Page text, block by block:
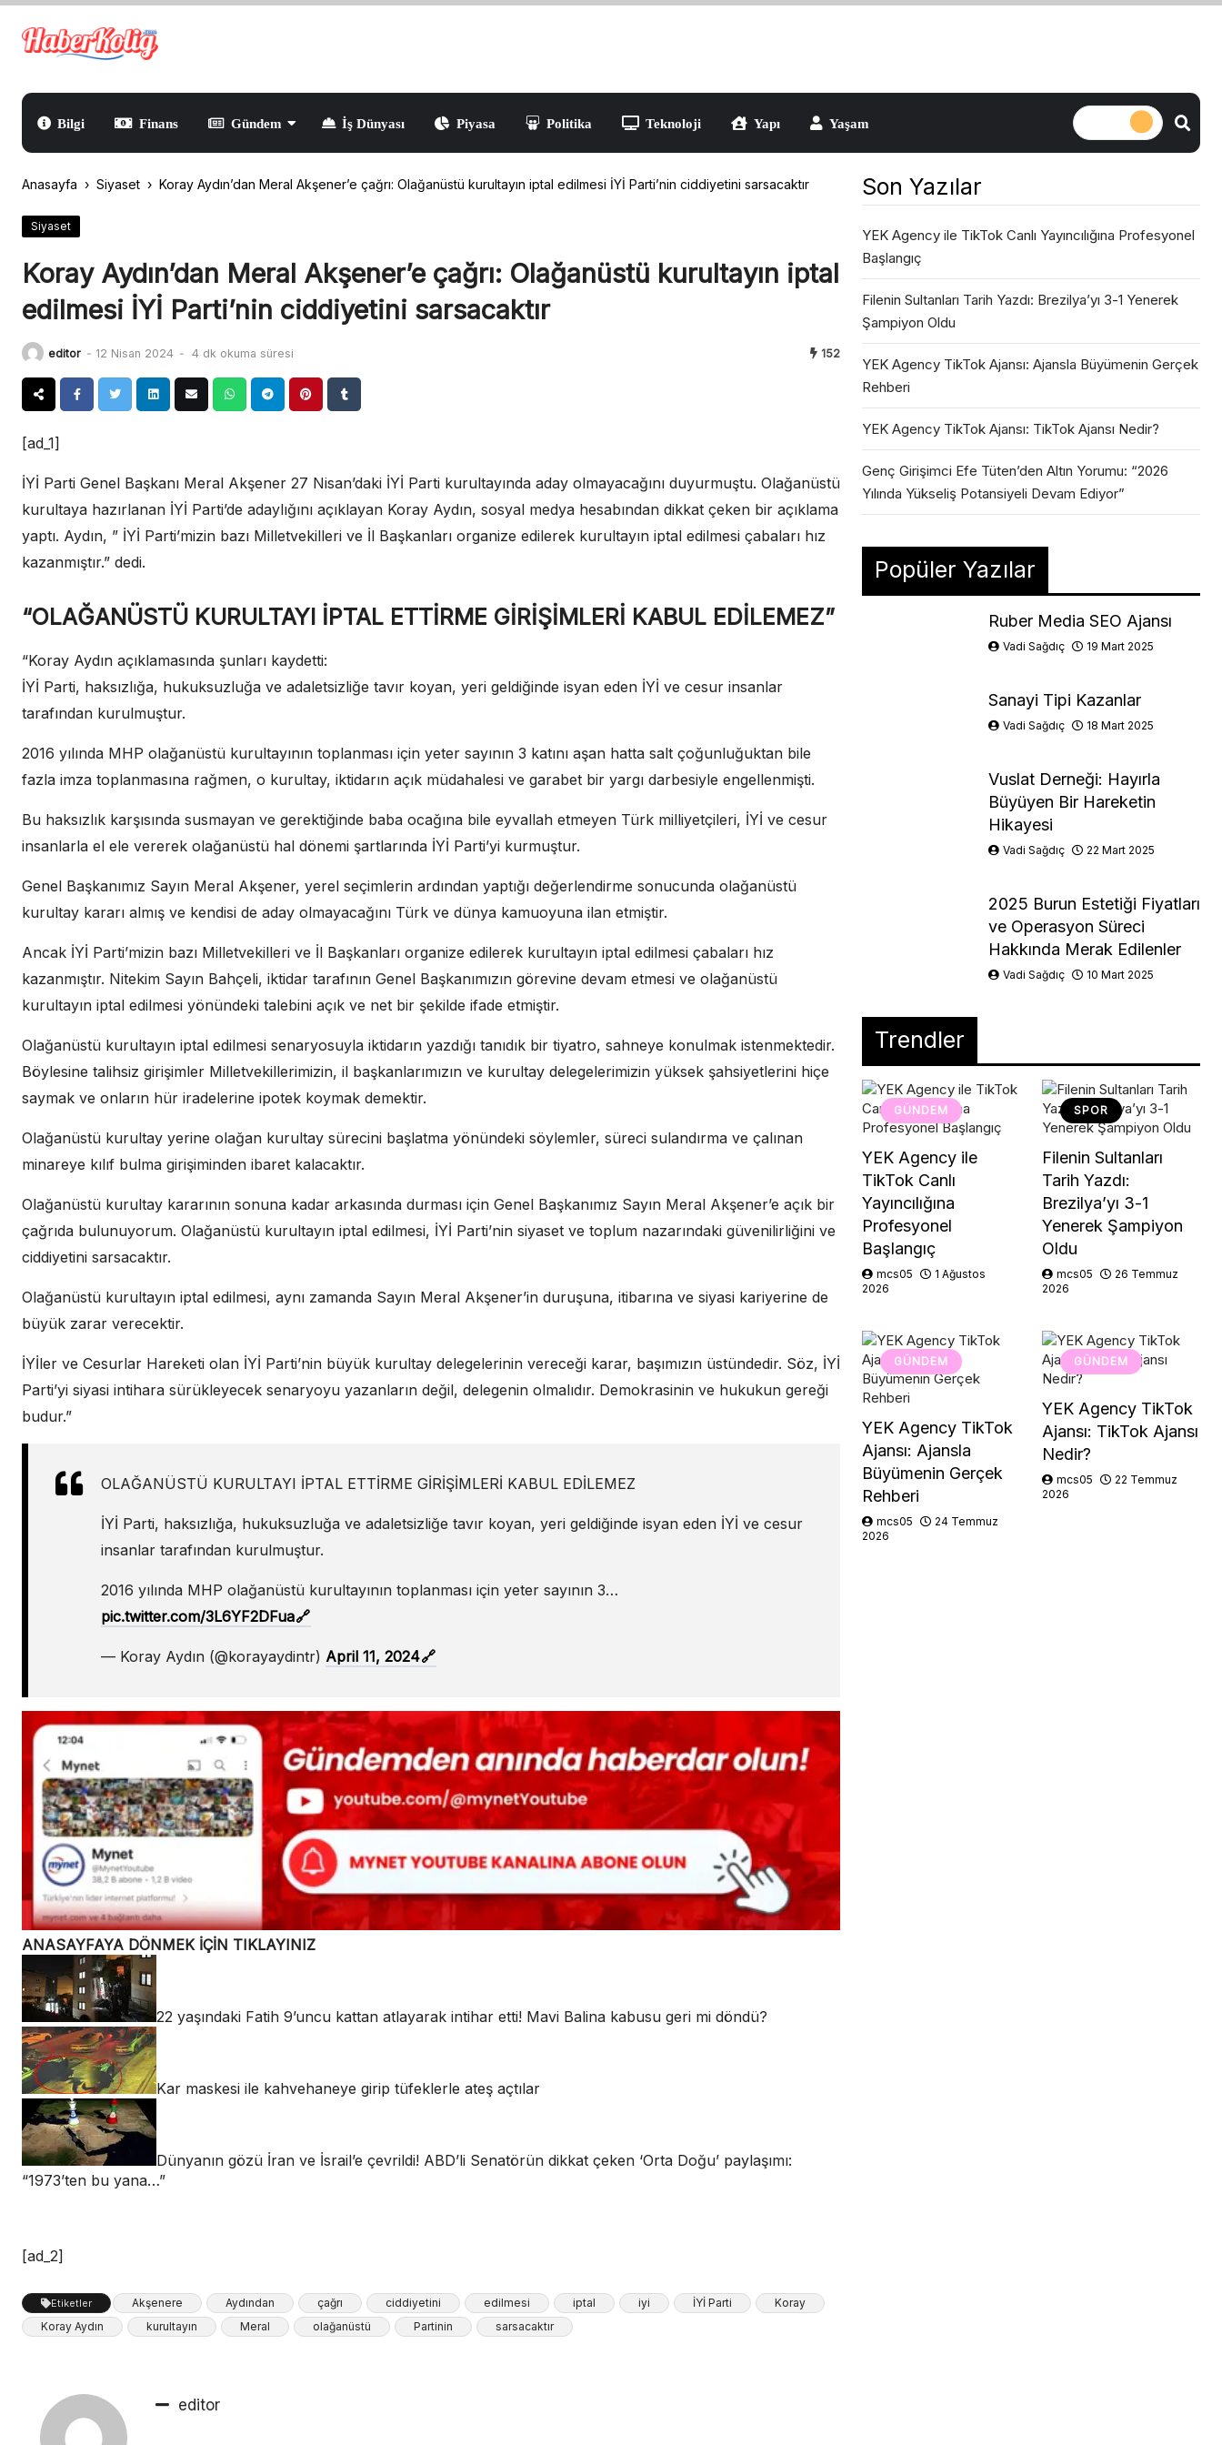
Skip
content
Anasayfa › Siyaset › Koray Aydın’dan Meral Akşener’e çağrı: Olağanüstü kurultayın iptal edilmesi İYİ Parti’nin ciddiyetini sarsacaktır
Siyaset
Koray Aydın’dan Meral Akşener’e çağrı: Olağanüstü kurultayın iptal
edilmesi İYİ Parti’nin ciddiyetini sarsacaktır
editor - 12 Nisan 2024 - 4 dk okuma süresi 152
[ad_1]
İYİ Parti Genel Başkanı Meral Akşener 27 Nisan’daki İYİ Parti kurultayında aday olmayacağını duyurmuştu. Olağanüstü
kurultaya hazırlanan İYİ Parti’de adaylığını açıklayan Koray Aydın, sosyal medya hesabından dikkat çeken bir açıklama
yaptı. Aydın, ” İYİ Parti’mizin bazı Milletvekilleri ve İl Başkanları organize edilerek kurultayın iptal edilmesi çabaları hız
kazanmıştır.” dedi.
“OLAĞANÜSTÜ KURULTAYI İPTAL ETTİRME GİRİŞİMLERİ KABUL EDİLEMEZ”
“Koray Aydın açıklamasında şunları kaydetti:
İYİ Parti, haksızlığa, hukuksuzluğa ve adaletsizliğe tavır koyan, yeri geldiğinde isyan eden İYİ ve cesur insanlar
tarafından kurulmuştur.
2016 yılında MHP olağanüstü kurultayının toplanması için yeter sayının 3 katını aşan hatta salt çoğunluğuktan bile
fazla imza toplanmasına rağmen, o kurultay, iktidarın açık müdahalesi ve garabet bir yargı darbesiyle engellenmişti.
Bu haksızlık karşısında susmayan ve gerektiğinde baba ocağına bile eyvallah etmeyen Türk milliyetçileri, İYİ ve cesur
insanlarla el ele vererek olağanüstü hal dönemi şartlarında İYİ Parti’yi kurmuştur.
Genel Başkanımız Sayın Meral Akşener, yerel seçimlerin ardından yaptığı değerlendirme sonucunda olağanüstü
kurultay kararı almış ve kendisi de aday olmayacağını Türk ve dünya kamuoyuna ilan etmiştir.
Ancak İYİ Parti’mizin bazı Milletvekilleri ve İl Başkanları organize edilerek kurultayın iptal edilmesi çabaları hız
kazanmıştır. Nitekim Sayın Bahçeli, iktidar tarafının Genel Başkanımızın görevine devam etmesi ve olağanüstü
kurultayın iptal edilmesi yönündeki talebini açık ve net bir şekilde ifade etmiştir.
Olağanüstü kurultayın iptal edilmesi senaryosuyla iktidarın yazdığı tanıdık bir tiyatro, sahneye konulmak istenmektedir.
Böylesine talihsiz girişimler Milletvekillerimizin, il başkanlarımızın ve kurultay delegelerimizin yüksek şahsiyetlerini hiçe
saymak ve onların hür iradelerine ipotek koymak demektir.
Olağanüstü kurultay yerine olağan kurultay sürecini başlatma yönündeki söylemler, süreci sulandırma ve çalınan
minareye kılıf bulma girişiminden ibaret kalacaktır.
Olağanüstü kurultay kararının sonuna kadar arkasında durması için Genel Başkanımız Sayın Meral Akşener’e açık bir
çağrıda bulunuyorum. Olağanüstü kurultayın iptal edilmesi, İYİ Parti’nin siyaset ve toplum nazarındaki güvenilirliğini ve
ciddiyetini sarsacaktır.
Olağanüstü kurultayın iptal edilmesi, aynı zamanda Sayın Meral Akşener’in duruşuna, itibarına ve siyasi kariyerine de
büyük zarar verecektir.
İYİler ve Cesurlar Hareketi olan İYİ Parti’nin büyük kurultay delegelerinin vereceği karar, başımızın üstündedir. Söz, İYİ
Parti’yi siyasi intihara sürükleyecek senaryoyu yazanların değil, delegenin olmalıdır. Demokrasinin ve hukukun gereği
budur.”
OLAĞANÜSTÜ KURULTAYI İPTAL ETTİRME GİRİŞİMLERİ KABUL EDİLEMEZ
İYİ Parti, haksızlığa, hukuksuzluğa ve adaletsizliğe tavır koyan, yeri geldiğinde isyan eden İYİ ve cesur
insanlar tarafından kurulmuştur.
2016 yılında MHP olağanüstü kurultayının toplanması için yeter sayının 3…
pic.twitter.com/3L6YF2DFua
— Koray Aydın (@korayaydintr) April 11, 2024
ANASAYFAYA DÖNMEK İÇİN TIKLAYINIZ
22 yaşındaki Fatih 9’uncu kattan atlayarak intihar etti! Mavi Balina kabusu geri mi döndü?
Kar maskesi ile kahvehaneye girip tüfeklerle ateş açtılar
Dünyanın gözü İran ve İsrail’e çevrildi! ABD’li Senatörün dikkat çeken ‘Orta Doğu’ paylaşımı:
“1973’ten bu yana…”
[ad_2]
Etiketler Akşenere Aydından çağrı ciddiyetini edilmesi iptal iyi İYİ Parti
Koray
Koray Aydın
kurultayın Meral olağanüstü Partinin sarsacaktır
editor
Son Yazılar
YEK Agency ile TikTok Canlı Yayıncılığına Profesyonel
Başlangıç
Filenin Sultanları Tarih Yazdı: Brezilya’yı 3-1 Yenerek
Şampiyon Oldu
YEK Agency TikTok Ajansı: Ajansla Büyümenin Gerçek
Rehberi
YEK Agency TikTok Ajansı: TikTok Ajansı Nedir?
Genç Girişimci Efe Tüten’den Altın Yorumu: “2026
Yılında Yükseliş Potansiyeli Devam Ediyor”
Popüler Yazılar
Ruber Media SEO Ajansı
Vadi Sağdıç 19 Mart 2025
Sanayi Tipi Kazanlar
Vadi Sağdıç 18 Mart 2025
Vuslat Derneği: Hayırla
Büyüyen Bir Hareketin
Hikayesi
Vadi Sağdıç 22 Mart 2025
2025 Burun Estetiği Fiyatları
ve Operasyon Süreci
Hakkında Merak Edilenler
Vadi Sağdıç 10 Mart 2025
Trendler
GÜNDEM
YEK Agency ile
TikTok Canlı
Yayıncılığına
Profesyonel
Başlangıç
mcs05
1 Ağustos
2026
SPOR
Filenin Sultanları
Tarih Yazdı:
Brezilya’yı 3-1
Yenerek Şampiyon
Oldu
mcs05
26 Temmuz
2026
GÜNDEM
YEK Agency TikTok
Ajansı: Ajansla
Büyümenin Gerçek
Rehberi
mcs05
24 Temmuz
2026
GÜNDEM
YEK Agency TikTok
Ajansı: TikTok Ajansı
Nedir?
mcs05
22 Temmuz
2026